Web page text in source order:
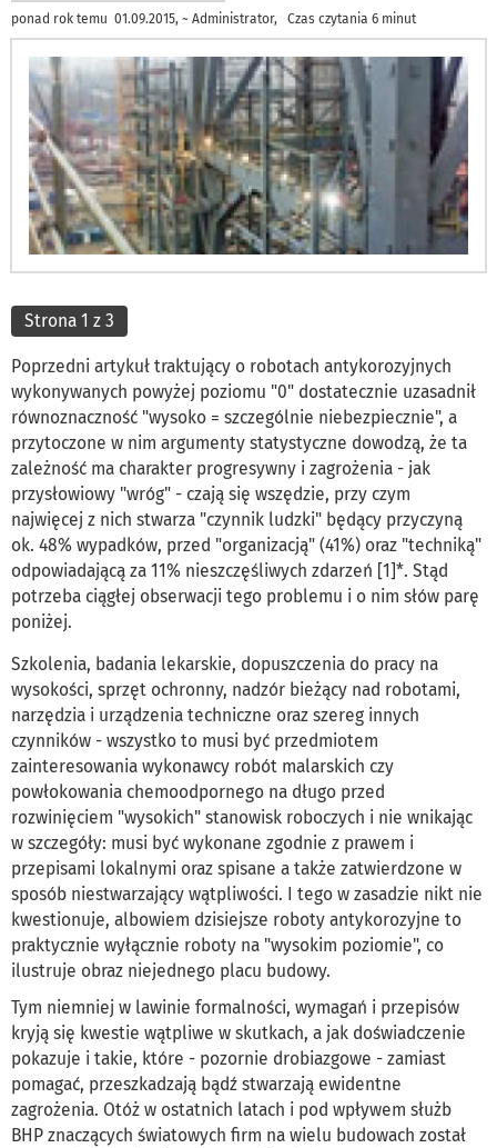
ponad rok temu 01.09.2015, ~ Administrator, Czas czytania 6 minut
Strona 1 z 3
Poprzedni artykuł traktujący o robotach antykorozyjnych
wykonywanych powyżej poziomu "0" dostatecznie uzasadnił
równoznaczność "wysoko = szczególnie niebezpiecznie", a
przytoczone w nim argumenty statystyczne dowodzą, że ta
zależność ma charakter progresywny i zagrożenia - jak
przysłowiowy "wróg" - czają się wszędzie, przy czym
najwięcej z nich stwarza "czynnik ludzki" będący przyczyną
ok. 48% wypadków, przed "organizacją" (41%) oraz "techniką"
odpowiadającą za 11% nieszczęśliwych zdarzeń [1]*. Stąd
potrzeba ciągłej obserwacji tego problemu i o nim słów parę
poniżej.
Szkolenia, badania lekarskie, dopuszczenia do pracy na
wysokości, sprzęt ochronny, nadzór bieżący nad robotami,
narzędzia i urządzenia techniczne oraz szereg innych
czynników - wszystko to musi być przedmiotem
zainteresowania wykonawcy robót malarskich czy
powłokowania chemoodpornego na długo przed
rozwinięciem "wysokich" stanowisk roboczych i nie wnikając
w szczegóły: musi być wykonane zgodnie z prawem i
przepisami lokalnymi oraz spisane a także zatwierdzone w
sposób niestwarzający wątpliwości. I tego w zasadzie nikt nie
kwestionuje, albowiem dzisiejsze roboty antykorozyjne to
praktycznie wyłącznie roboty na "wysokim poziomie", co
ilustruje obraz niejednego placu budowy.
Tym niemniej w lawinie formalności, wymagań i przepisów
kryją się kwestie wątpliwe w skutkach, a jak doświadczenie
pokazuje i takie, które - pozornie drobiazgowe - zamiast
pomagać, przeszkadzają bądź stwarzają ewidentne
zagrożenia. Otóż w ostatnich latach i pod wpływem służb
BHP znaczących światowych firm na wielu budowach został